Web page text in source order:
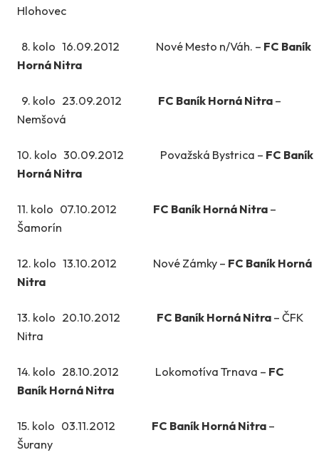
Hlohovec
8. kolo 16.09.2012 Nové Mesto n/Váh. – FC Baník
Horná Nitra
9. kolo 23.09.2012 FC Baník Horná Nitra –
Nemšová
10. kolo 30.09.2012 Považská Bystrica – FC Baník
Horná Nitra
11. kolo 07.10.2012 FC Baník Horná Nitra –
Šamorín
12. kolo 13.10.2012 Nové Zámky – FC Baník Horná
Nitra
13. kolo 20.10.2012 FC Baník Horná Nitra – ČFK
Nitra
14. kolo 28.10.2012 Lokomotíva Trnava – FC
Baník Horná Nitra
15. kolo 03.11.2012 FC Baník Horná Nitra –
Šurany